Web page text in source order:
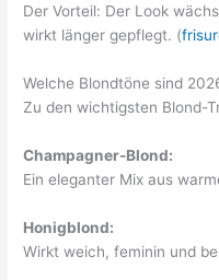
Der Vorteil: Der Look
wirkt länger gepflegt. (
Welche Blondtöne sind
Zu den wichtigsten Blond-
Champagner-Blond:
Ein eleganter Mix aus
Honigblond:
Wirkt weich, feminin und